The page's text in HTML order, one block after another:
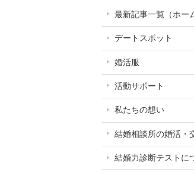
最新記事一覧（ホー
デートスポット
婚活服
活動サポート
私たちの想い
結婚相談所の婚活・
結婚力診断テストに